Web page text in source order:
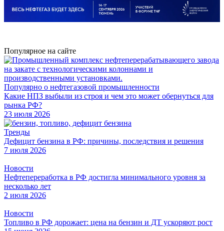
Популярное на сайте
Популярно о нефтегазовой промышленности
Какие НПЗ выбыли из строя и чем это может обернуться для
рынка РФ?
23 июля 2026
Тренды
Дефицит бензина в РФ: причины, последствия и решения
7 июля 2026
Новости
Нефтепереработка в РФ достигла минимального уровня за
несколько лет
2 июля 2026
Новости
Топливо в РФ дорожает: цена на бензин и ДТ ускоряют рост